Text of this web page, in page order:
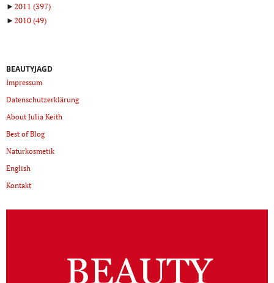
►2011 (397)
►2010(49)
BEAUTYJAGD
Impressum
Datenschutzerklärung
About Julia Keith
Best of Blog
Naturkosmetik
English
Kontakt